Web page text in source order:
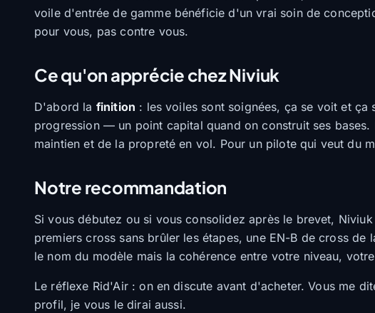
voile d'entrée de gamme bénéficie d'un vrai soin de
pour vous, pas contre vous.
Ce qu'on apprécie chez Niviuk
D'abord la finition : les voiles sont soignées, ça se voit et ça
progression — un point capital quand on construit ses bases.
maintien et de la propreté en vol. Pour un pilote qui veut du
Notre recommandation
Si vous débutez ou si vous consolidez après le brevet,
premiers cross sans brûler les étapes, une EN-B de cross
le nom du modèle mais la cohérence entre votre niveau,
Le réflexe Rid'Air : on en discute avant d'acheter. Vous me
profil, je vous le dirai aussi.